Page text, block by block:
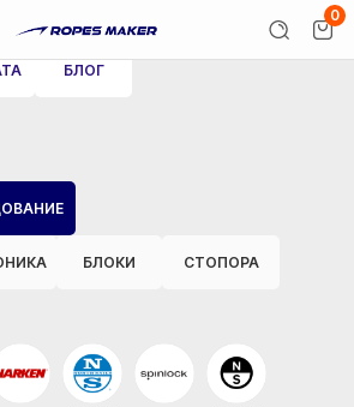
0
БЛОКИ СТОПОРА
БЛОГ